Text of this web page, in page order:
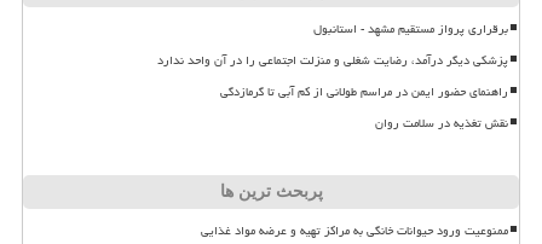
برقراری پرواز مستقیم مشهد - استانبول
پزشکی دیگر درآمد، رضایت شغلی و منزلت اجتماعی را در آن واحد ندارد
راهنمای حضور ایمن در مراسم طولانی از کم آبی تا گرمازدگی
نقش تغذیه در سلامت روان
پربحث ترین ها
ممنوعیت ورود حیوانات خانگی به مراکز تهیه و عرضه مواد غذایی